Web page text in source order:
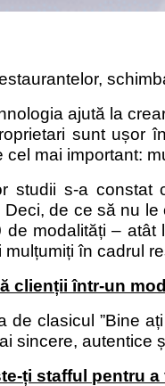
ajută la
sunt ușor
cel mai important:
studii s-a constat
Deci, de ce să nu
de modalități –
mulțumiți în cadrul
clienții într-un
de clasicul ”Bine
sincere, autentice
ți stafful pentru